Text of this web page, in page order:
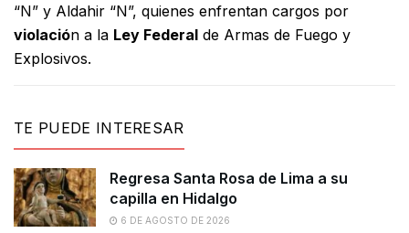
“N” y Aldahir “N”, quienes enfrentan cargos por
violación a la Ley Federal de Armas de Fuego y
Explosivos.
TE PUEDE INTERESAR
Regresa Santa Rosa de Lima a su
capilla en Hidalgo
6 DE AGOSTO DE 2026